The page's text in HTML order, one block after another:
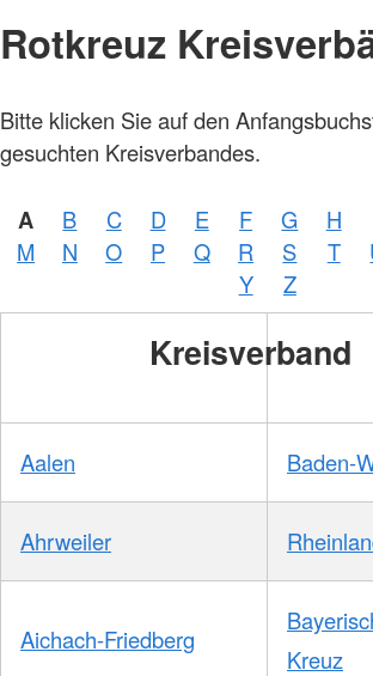
Rotkreuz
Bitte klicken Sie auf den
gesuchten Kreisverbandes.
A B C D E F G H
M
N O P Q R S T
Y
Z
Kreisverband
Aalen Baden-
Ahrweiler
Aichach-Friedberg
Kreuz